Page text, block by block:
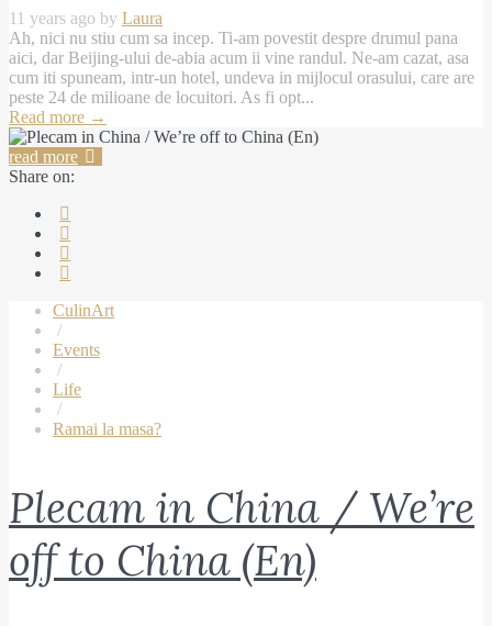
11 years ago by Laura
Ah, nici nu stiu cum sa incep. Ti-am povestit despre drumul pana
aici, dar Beijing-ului de-abia acum ii vine randul. Ne-am cazat, asa
cum iti spuneam, intr-un hotel, undeva in mijlocul orasului, care are
peste 24 de milioane de locuitori. As fi opt...
Read more →
read more
Share on:
CulinArt
/
Events
/
Life
/
Ramai la masa?
Plecam in China / We’re
off to China (En)